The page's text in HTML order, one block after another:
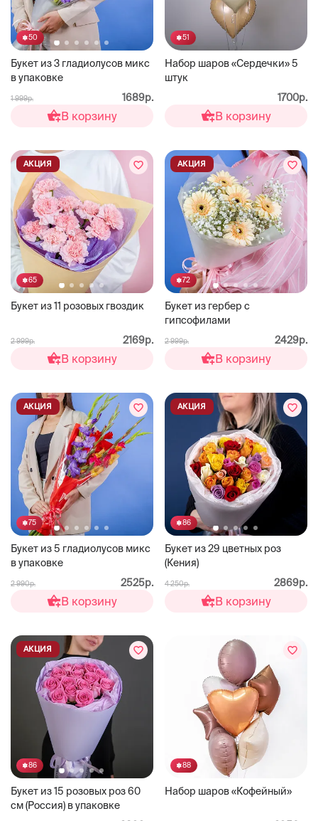
50
Букет из 3 гладиолусов микс
в упаковке
1 999р. 1689р.
В корзину
51
Набор шаров «Сердечки» 5
штук
1700р.
В корзину
65
Букет из 11 розовых гвоздик
АКЦИЯ
2 999р. 2169р.
В корзину
72
Букет из гербер с
гипсофилами
АКЦИЯ
2 999р. 2429р.
В корзину
75
Букет из 5 гладиолусов микс
в упаковке
АКЦИЯ
2 990р. 2525р.
В корзину
86
Букет из 29 цветных роз
(Кения)
АКЦИЯ
4 250р. 2869р.
В корзину
86
Букет из 15 розовых роз 60
см (Россия) в упаковке
АКЦИЯ
88
Набор шаров «Кофейный»